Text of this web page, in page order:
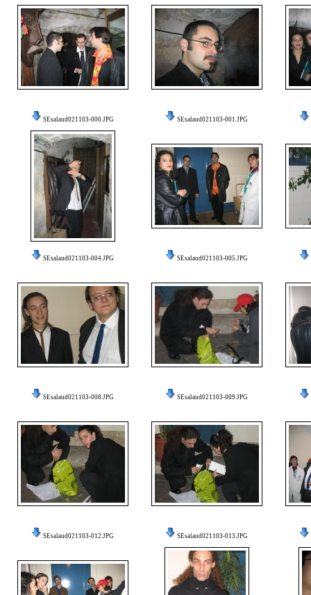
SEsalaud021103-000.JPG SEsalaud021103-001.JPG
SEsalaud021103-004.JPG SEsalaud021103-005.JPG
SEsalaud021103-008.JPG SEsalaud021103-009.JPG
SEsalaud021103-012.JPG SEsalaud021103-013.JPG